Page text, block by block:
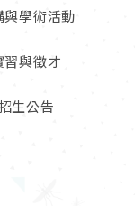
與學術活動
習與徵才
招生公告